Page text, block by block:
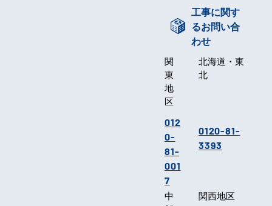
工事に関す
るお問い合
わせ
関
東
地
区
012
0-
81-
001
7
北海道・東
北
0120-81-
3393
中
関西地区